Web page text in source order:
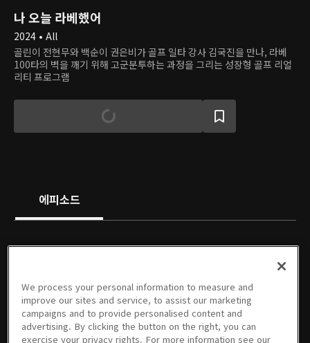
나 오늘 라베했어
2024 • All
골린이 전현무와 백순이 권은비가 골프 일타 강사 김국진을 만나, 라베
100타의 벽을 깨기 위해 고군분투하는 과정을 그리는 성장형 골프 리얼
리티 프로그램
에피소드
01회
07/12/2024 • 1시간 23분
02회
07/12/2024 • 1시간 22분
03회
07/12/2024 • 1시간 29분
04회
07/12/2024 • 1시간 31분
05회
07/12/2024 • 1시간 37분
We process your personal information to measure and
improve our sites and service, to assist our marketing
campaigns and to provide personalised content and
advertising. By clicking the button on the right, you can
exercise your privacy rights. For more information see our